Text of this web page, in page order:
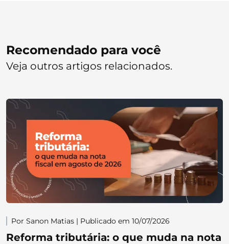
Recomendado para você
Veja outros artigos relacionados.
Por Sanon Matias | Publicado em 10/07/2026
Reforma tributária: o que muda na nota